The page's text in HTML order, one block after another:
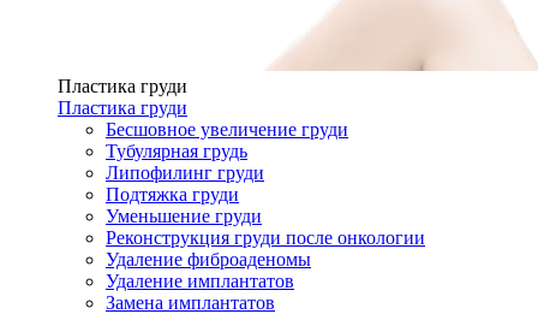
Пластика груди
Пластика груди
Бесшовное увеличение груди
Тубулярная грудь
Липофилинг груди
Подтяжка груди
Уменьшение груди
Реконструкция груди после онкологии
Удаление фиброаденомы
Удаление имплантатов
Замена имплантатов